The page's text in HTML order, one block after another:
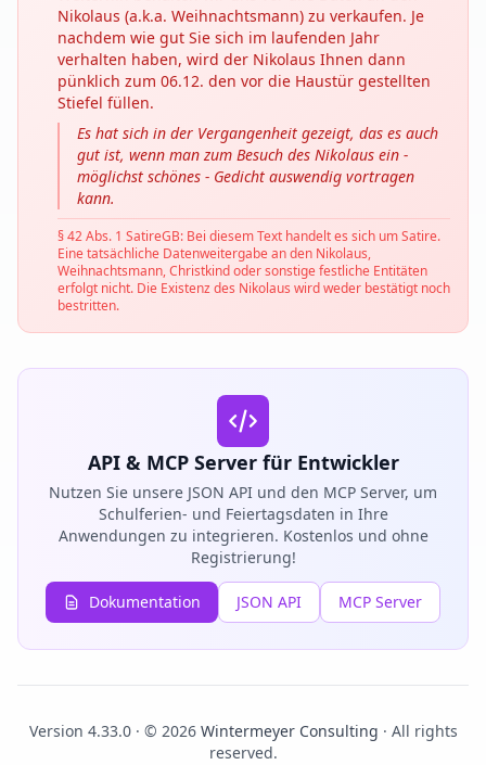
Nikolaus (a.k.a. Weihnachtsmann) zu verkaufen. Je
nachdem wie gut Sie sich im laufenden Jahr
verhalten haben, wird der Nikolaus Ihnen dann
pünklich zum 06.12. den vor die Haustür gestellten
Stiefel füllen.
Es hat sich in der Vergangenheit gezeigt, das es auch
gut ist, wenn man zum Besuch des Nikolaus ein -
möglichst schönes - Gedicht auswendig vortragen
kann.
§ 42 Abs. 1 SatireGB: Bei diesem Text handelt es sich um Satire.
Eine tatsächliche Datenweitergabe an den Nikolaus,
Weihnachtsmann, Christkind oder sonstige festliche Entitäten
erfolgt nicht. Die Existenz des Nikolaus wird weder bestätigt noch
bestritten.
API & MCP Server für Entwickler
Nutzen Sie unsere JSON API und den MCP Server, um
Schulferien- und Feiertagsdaten in Ihre
Anwendungen zu integrieren. Kostenlos und ohne
Registrierung!
Dokumentation JSON API MCP Server
Version 4.33.0 · © 2026 Wintermeyer Consulting · All rights
reserved.